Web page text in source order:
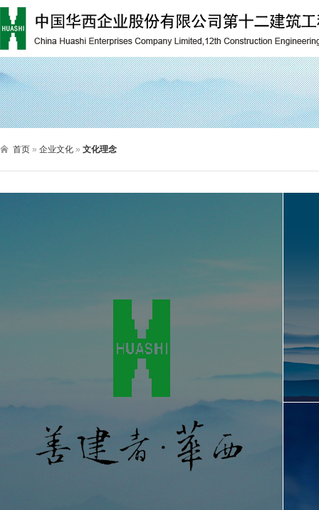
 首页 » 企业文化 » 文化理念